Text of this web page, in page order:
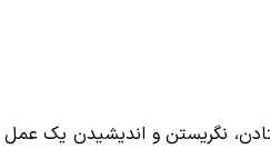
نگریستن و اندیشیدن یک